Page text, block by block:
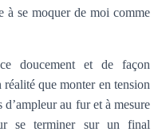
à se moquer de moi comme
doucement et de façon
que monter en tension
au fur et à mesure
se terminer sur un final